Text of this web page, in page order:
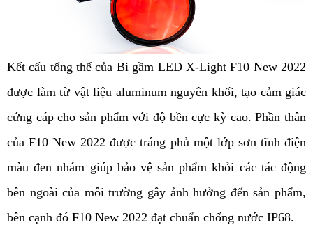
Kết cấu tổng thể của Bi gầm LED X-Light F10 New 2022
được làm từ vật liệu aluminum nguyên khối, tạo cảm giác
cứng cáp cho sản phẩm với độ bền cực kỳ cao. Phần thân
của F10 New 2022 được tráng phủ một lớp sơn tĩnh điện
màu đen nhám giúp bảo vệ sản phẩm khỏi các tác động
bên ngoài của môi trường gây ảnh hưởng đến sản phẩm,
bên cạnh đó F10 New 2022 đạt chuẩn chống nước IP68.